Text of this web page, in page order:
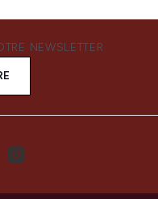
NEWSLETTER